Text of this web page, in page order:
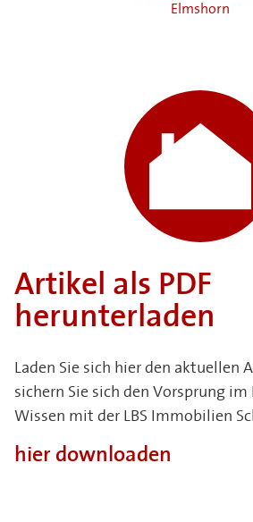
Elmshorn
Artikel als PDF
herunterladen
Laden Sie sich hier den aktuellen
sichern Sie sich den Vorsprung
Wissen mit der LBS Immobilien
hier downloaden